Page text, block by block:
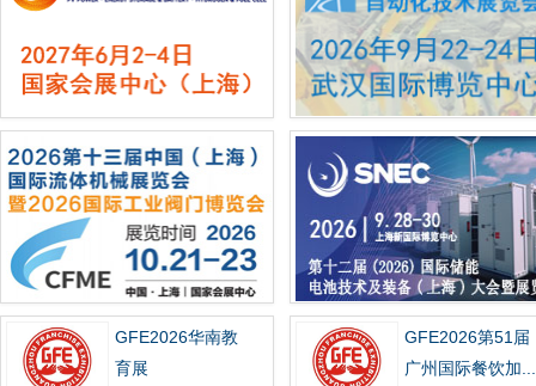
GFE2026华南教
育展
GFE2026第51届
广州国际餐饮加...